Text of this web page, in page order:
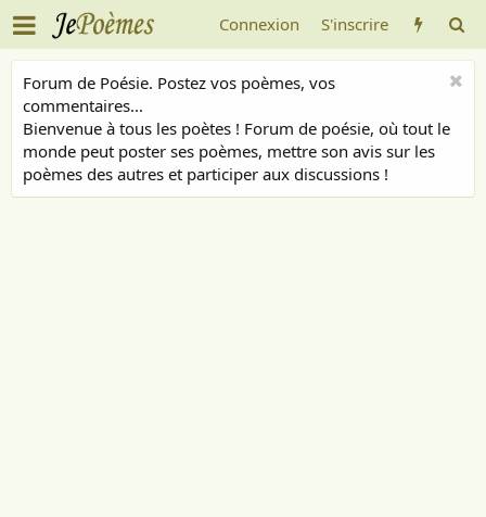
Connexion S'inscrire
Forum de Poésie. Postez vos poèmes, vos
commentaires...
Bienvenue à tous les poètes ! Forum de poésie, où tout le
monde peut poster ses poèmes, mettre son avis sur les
poèmes des autres et participer aux discussions !